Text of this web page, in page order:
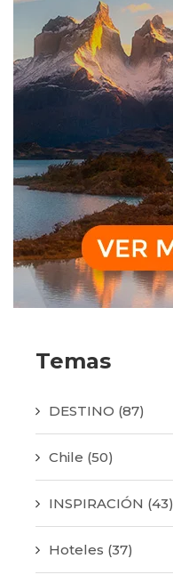
Temas
DESTINO (87)
Chile (50)
INSPIRACIÓN (43)
Hoteles (37)